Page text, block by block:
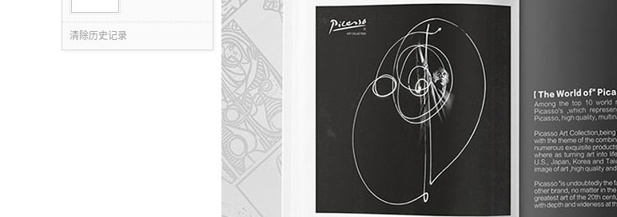
清除历史记录